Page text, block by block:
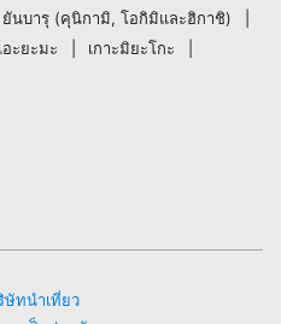
ยันบารุ (คุนิกามิ, โอกิมิและฮิกาชิ)
อะยะมะ
เกาะมิยะโกะ
ทนำเที่ยว